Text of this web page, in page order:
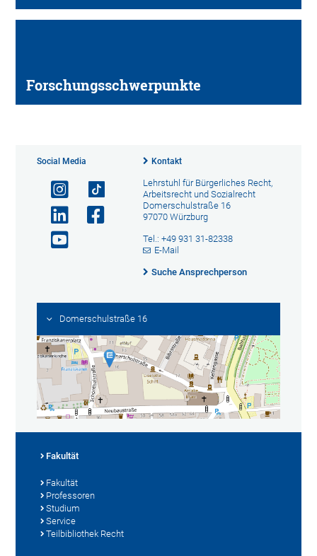
Forschungsschwerpunkte
Social Media Kontakt
Lehrstuhl für Bürgerliches Recht,
Arbeitsrecht und Sozialrecht
Domerschulstraße 16
97070 Würzburg
Tel.: +49 931 31-82338
E-Mail
Suche Ansprechperson
Domerschulstraße 16
Fakultät
Fakultät
Professoren
Studium
Service
Teilbibliothek Recht